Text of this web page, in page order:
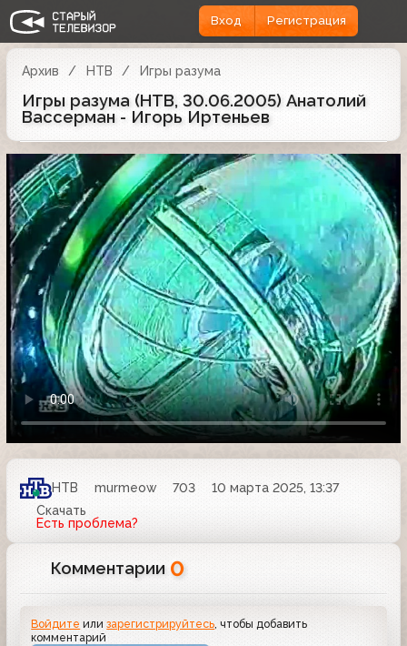
Вход Регистрация
Архив НТВ Игры разума
Игры разума (НТВ, 30.06.2005) Анатолий
Вассерман - Игорь Иртеньев
НТВ murmeow 703
10 марта 2025, 13:37
Скачать
Есть проблема?
Комментарии 0
Войдите илизарегистрируйтесь, чтобы добавить
комментарий